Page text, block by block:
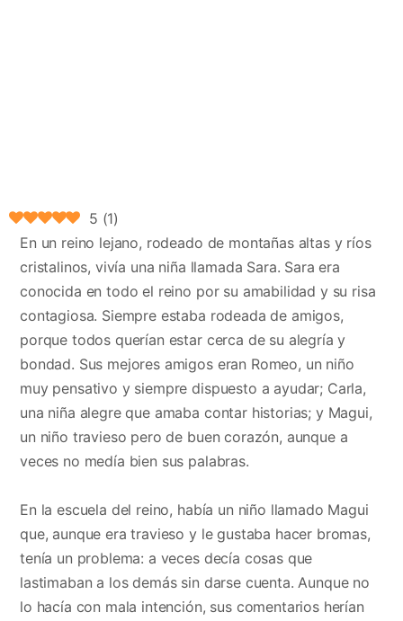
5 (1)
En un reino lejano, rodeado de montañas altas y ríos
cristalinos, vivía una niña llamada Sara. Sara era
conocida en todo el reino por su amabilidad y su risa
contagiosa. Siempre estaba rodeada de amigos,
porque todos querían estar cerca de su alegría y
bondad. Sus mejores amigos eran Romeo, un niño
muy pensativo y siempre dispuesto a ayudar; Carla,
una niña alegre que amaba contar historias; y Magui,
un niño travieso pero de buen corazón, aunque a
veces no medía bien sus palabras.
En la escuela del reino, había un niño llamado Magui
que, aunque era travieso y le gustaba hacer bromas,
tenía un problema: a veces decía cosas que
lastimaban a los demás sin darse cuenta. Aunque no
lo hacía con mala intención, sus comentarios herían